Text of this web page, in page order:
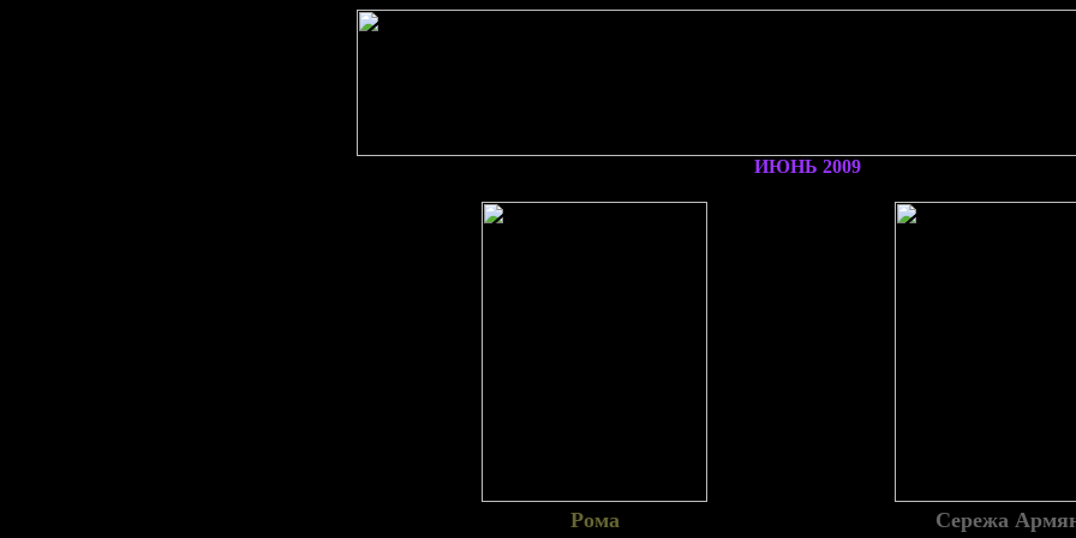
ИЮНЬ 2009
Рома Сережа